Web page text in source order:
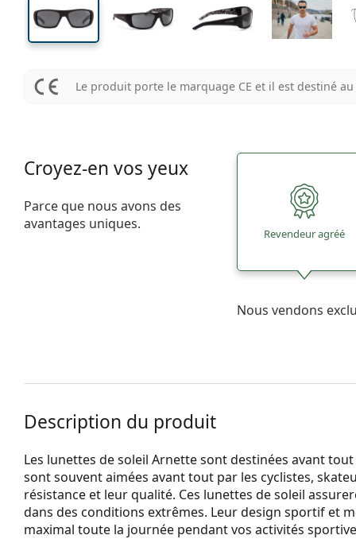
Le produit porte le marquage CE et il est destiné
Croyez-en vos yeux
Parce que nous avons des
avantages uniques.
Revendeur agréé
Nous vendons
Description du produit
Les lunettes de soleil Arnette sont destinées avant
sont souvent aimées avant tout par les cyclistes,
résistance et leur qualité. Ces lunettes de soleil
dans des conditions extrêmes. Leur design sportif et
maximal toute la journée pendant vos activités